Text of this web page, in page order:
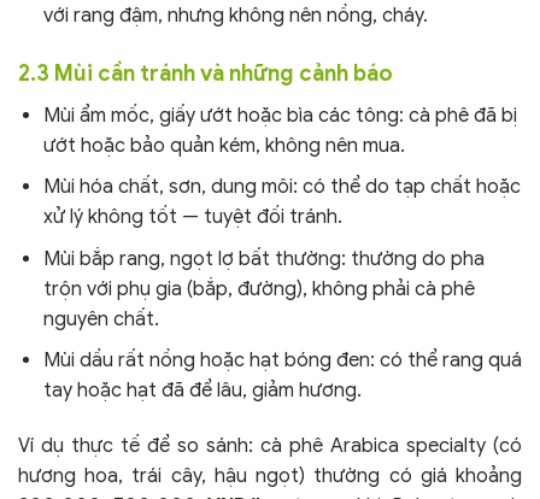
với rang đậm, nhưng không nên nồng, cháy.
2.3 Mùi cần tránh và những cảnh báo
Mùi ẩm mốc, giấy ướt hoặc bìa các tông: cà phê đã bị
ướt hoặc bảo quản kém, không nên mua.
Mùi hóa chất, sơn, dung môi: có thể do tạp chất hoặc
xử lý không tốt — tuyệt đối tránh.
Mùi bắp rang, ngọt lợ bất thường: thường do pha
trộn với phụ gia (bắp, đường), không phải cà phê
nguyên chất.
Mùi dầu rất nồng hoặc hạt bóng đen: có thể rang quá
tay hoặc hạt đã để lâu, giảm hương.
Ví dụ thực tế để so sánh: cà phê Arabica specialty (có
hương hoa, trái cây, hậu ngọt) thường có giá khoảng